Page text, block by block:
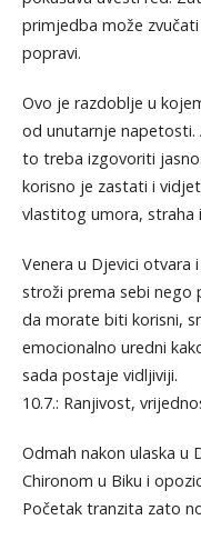
primjedba može
popravi.
Ovo je razdoblje u
od unutarnje napetosti.
to treba izgovoriti
korisno je zastati i
vlastitog umora,
Venera u Djevici otvara
stroži prema sebi nego
da morate biti korisni,
emocionalno uredni
sada postaje vidljiviji.
10.7.: Ranjivost,
Odmah nakon ulaska u
Chironom u Biku i
Početak tranzita zato